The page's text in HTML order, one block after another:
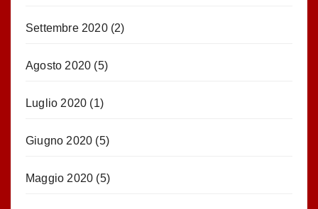
Settembre 2020(2)
Agosto 2020 (5)
Luglio 2020 (1)
Giugno 2020 (5)
Maggio 2020 (5)